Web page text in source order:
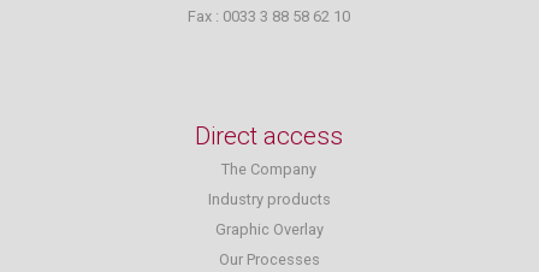
Fax : 0033 3 88 58 62 10
Direct access
The Company
Industry products
Graphic Overlay
Our Processes